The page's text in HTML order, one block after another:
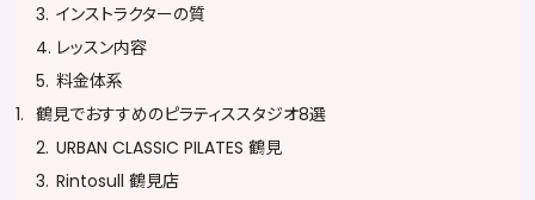
インストラクターの質
レッスン内容
料金体系
鶴見でおすすめのピラティススタジオ8選
URBAN CLASSIC PILATES 鶴見
Rintosull 鶴見店